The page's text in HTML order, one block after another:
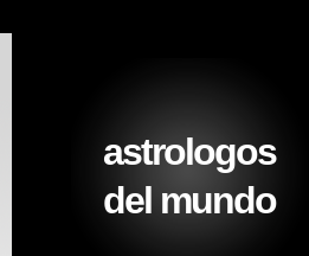
astrologos
del mundo